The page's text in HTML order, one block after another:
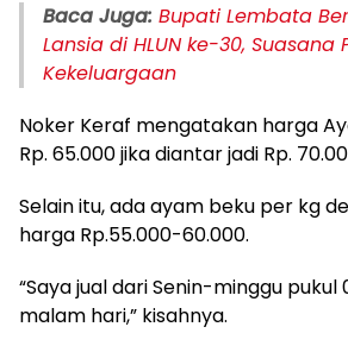
Baca Juga: Bupati Lembata
Lansia di HLUN ke-30, Suasana
Kekeluargaan
Noker Keraf mengatakan harga
Rp. 65.000 jika diantar jadi Rp.
Selain itu, ada ayam beku per kg
harga Rp.55.000-60.000.
“Saya jual dari Senin-minggu
malam hari,” kisahnya.